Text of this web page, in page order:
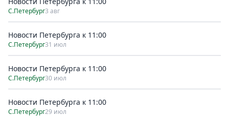
С.Петербург3 авг
Новости Петербурга к 11:00
С.Петербург31 июл
Новости Петербурга к 11:00
С.Петербург30 июл
Новости Петербурга к 11:00
С.Петербург29 июл